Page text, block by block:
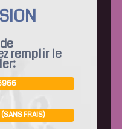
remplir le
FRAIS)